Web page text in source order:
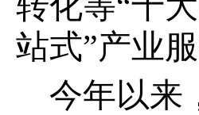
站式”产业服
今年以来